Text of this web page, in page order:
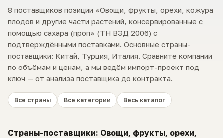
8 поставщиков позиции «Овощи, фрукты, орехи, кожура
плодов и другие части растений, консервированные с
помощью сахара (проп» (ТН ВЭД 2006) с
подтверждёнными поставками. Основные страны-
поставщики: Китай, Турция, Италия. Сравните компании
по объёмам и ценам, а мы ведём импорт-проект под
ключ — от анализа поставщика до контракта.
Все страны Все категории Весь каталог
Страны-поставщики: Овощи, фрукты, орехи,